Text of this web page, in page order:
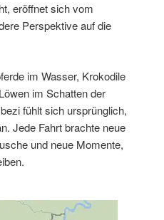
eröffnet sich vom
Perspektive auf die
im Wasser, Krokodile
im Schatten der
fühlt sich ursprünglich,
Jede Fahrt brachte neue
und neue Momente,